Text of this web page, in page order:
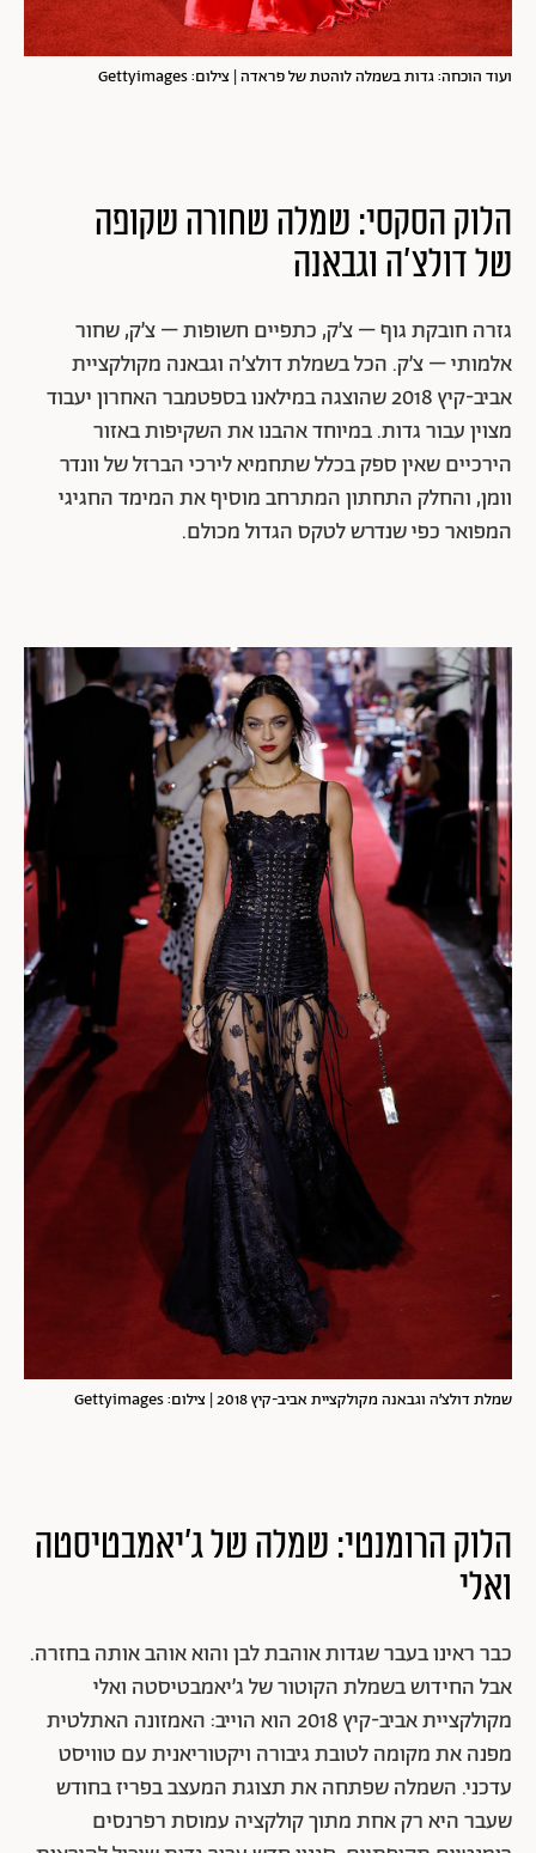
ועוד הוכחה: גדות בשמלה לוהטת של פראדה | צילום: Gettyimages
הלוק הסקסי: שמלה שחורה שקופה
של דולצ'ה וגבאנה
גזרה חובקת גוף – צ׳ק, כתפיים חשופות – צ׳ק, שחור
אלמותי – צ׳ק. הכל בשמלת דולצ׳ה וגבאנה מקולקציית
אביב-קיץ 2018 שהוצגה במילאנו בספטמבר האחרון יעבוד
מצוין עבור גדות. במיוחד אהבנו את השקיפות באזור
הירכיים שאין ספק בכלל שתחמיא לירכי הברזל של וונדר
וומן, והחלק התחתון המתרחב מוסיף את המימד החגיגי
המפואר כפי שנדרש לטקס הגדול מכולם.
שמלת דולצ׳ה וגבאנה מקולקציית אביב-קיץ 2018 | צילום: Gettyimages
הלוק הרומנטי: שמלה של ג'יאמבטיסטה
ואלי
כבר ראינובעבר שגדות אוהבת לבן והוא אוהב אותה בחזרה.
אבל החידוש בשמלת הקוטור של ג׳יאמבטיסטה ואלי
מקולקציית אביב-קיץ 2018 הוא הוייב: האמזונה האתלטית
מפנה את מקומה לטובת גיבורה ויקטוריאנית עם טוויסט
עדכני. השמלה שפתחה את תצוגת המעצב בפריז בחודש
שעבר היא רק אחת מתוך קולקציה עמוסת רפרנסים